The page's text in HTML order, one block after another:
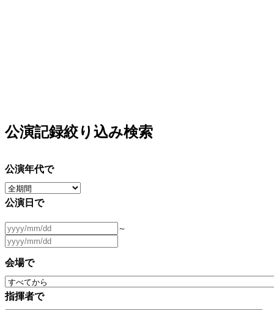
公演記録絞り込み検索
公演年代で
公演日で
～
会場で
指揮者で